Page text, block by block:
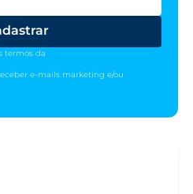
termos da
e-mails marketing e/ou